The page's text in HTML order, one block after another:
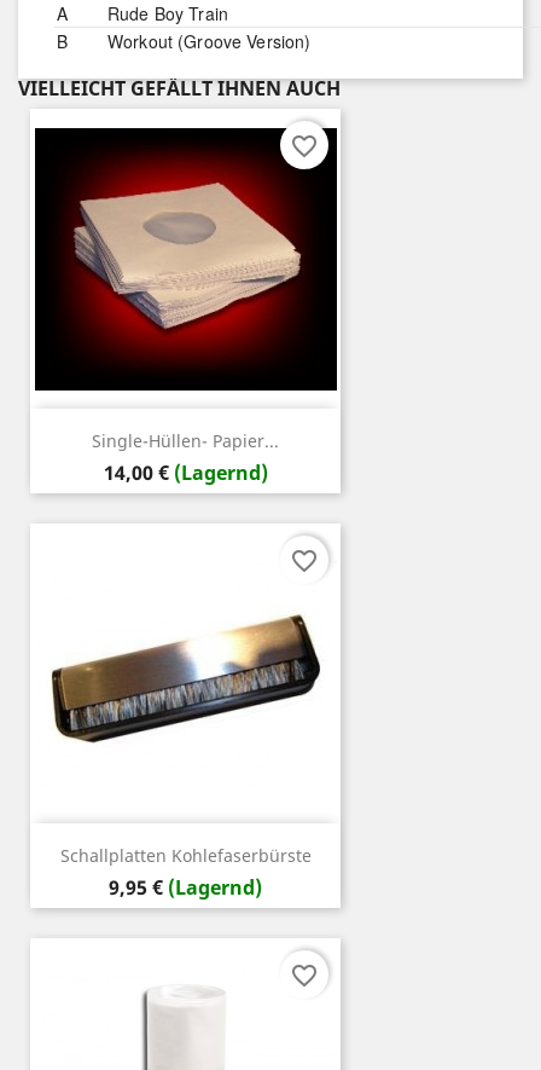
A
Rude Boy Train
B
Workout (Groove Version)
VIELLEICHT GEFÄLLT IHNEN AUCH
Single-Hüllen- Papier...
Preis
14,00 € (Lagernd)
favorite_border
Schallplatten Kohlefaserbürste
Preis
9,95 € (Lagernd)
favorite_border
favorite_border